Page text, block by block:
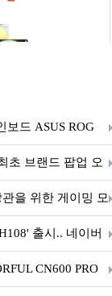
보드 ASUS ROG
초 브랜드 팝업 오
을 위한 게이밍 모
출시.. 네이버
CN600 PRO